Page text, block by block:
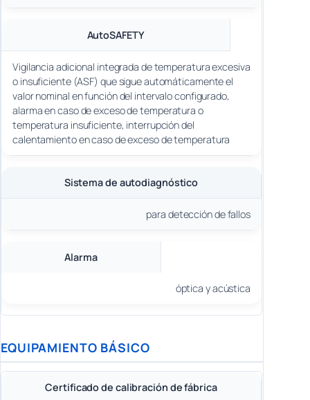
AutoSAFETY
Vigilancia adicional integrada de temperatura excesiva
o insuficiente (ASF) que sigue automáticamente el
valor nominal en función del intervalo configurado,
alarma en caso de exceso de temperatura o
temperatura insuficiente, interrupción del
calentamiento en caso de exceso de temperatura
Sistema de autodiagnóstico
para detección de fallos
Alarma
óptica y acústica
EQUIPAMIENTO BÁSICO
Certificado de calibración de fábrica